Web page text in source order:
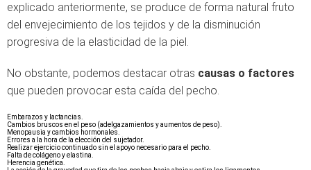
explicado anteriormente, se produce de forma natural fruto
del envejecimiento de los tejidos y de la disminución
progresiva de la elasticidad de la piel.
No obstante, podemos destacar otras causas o factores
que pueden provocar esta caída del pecho.
Embarazos y lactancias.
Cambios bruscos en el peso (adelgazamientos y aumentos de peso).
Menopausia y cambios hormonales.
Errores a la hora de la elección del sujetador.
Realizar ejercicio continuado sin el apoyo necesario para el pecho.
Falta de colágeno y elastina.
Herencia genética.